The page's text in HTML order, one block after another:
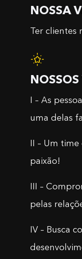
NOSSA
Ter clientes
NOSSOS
I – As
uma delas
II – Um
paixão!
III –
pelas
IV – Busca